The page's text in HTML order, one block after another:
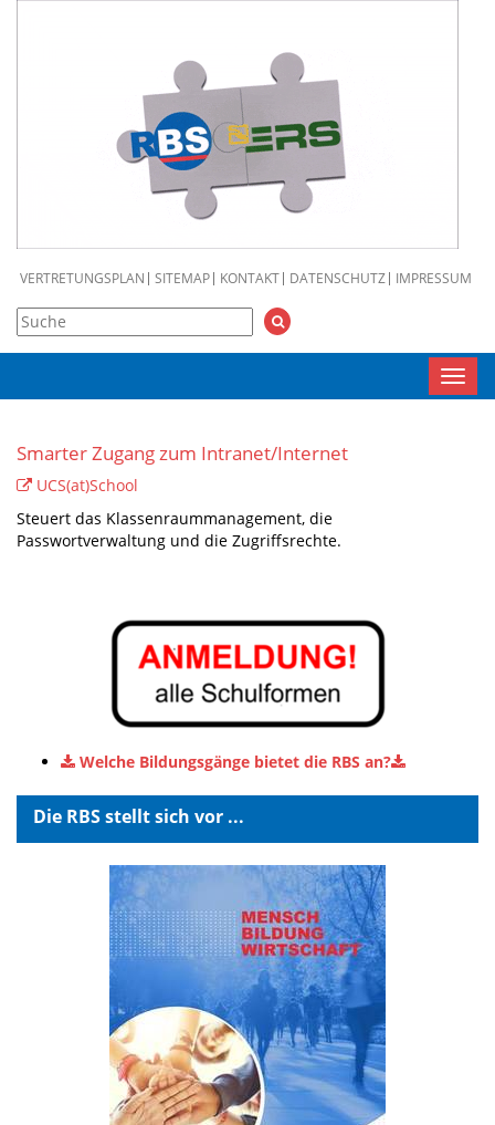
VERTRETUNGSPLAN SITEMAP KONTAKT DATENSCHUTZ IMPRESSUM
Welche Bildungsgänge bietet die RBS an?
Die RBS stellt sich vor ...
Smarter Zugang zum Intranet/Internet
UCS(at)School
Steuert das Klassenraummanagement, die
Passwortverwaltung und die Zugriffsrechte.